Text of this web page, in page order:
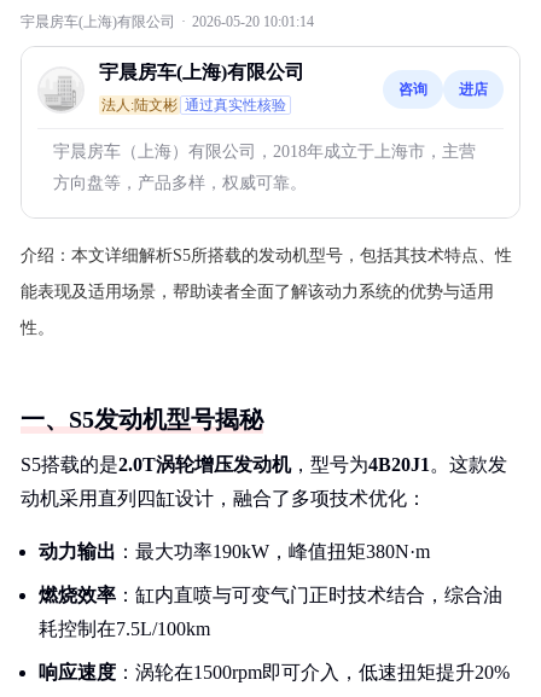
宇晨房车(上海)有限公司 · 2026-05-20 10:01:14
宇晨房车(上海)有限公司
法人:陆文彬 通过真实性核验
咨询 进店
宇晨房车（上海）有限公司，2018年成立于上海市，主营
方向盘等，产品多样，权威可靠。
介绍： 本文详细解析S5所搭载的发动机型号，包括其技术特点、性
能表现及适用场景，帮助读者全面了解该动力系统的优势与适用
性。
一、S5发动机型号揭秘
S5搭载的是2.0T涡轮增压发动机，型号为4B20J1 。这款发
动机采用直列四缸设计，融合了多项技术优化：
动力输出 ：最大功率190kW，峰值扭矩380N·m
燃烧效率 ：缸内直喷与可变气门正时技术结合，综合油
耗控制在7.5L/100km
响应速度 ：涡轮在1500rpm即可介入，低速扭矩提升20%